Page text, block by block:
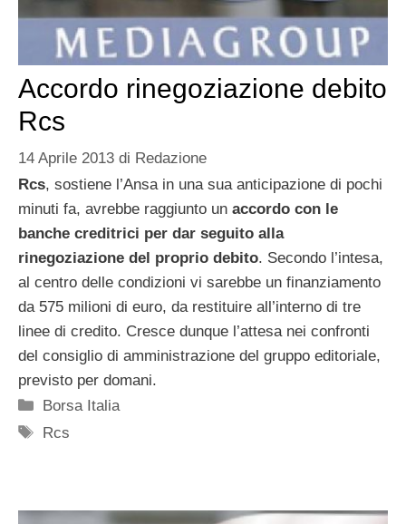
Accordo rinegoziazione debito
Rcs
14 Aprile 2013 di Redazione
Rcs, sostiene l’Ansa in una sua anticipazione di pochi
minuti fa, avrebbe raggiunto un accordo con le
banche creditrici per dar seguito alla
rinegoziazione del proprio debito. Secondo l’intesa,
al centro delle condizioni vi sarebbe un finanziamento
da 575 milioni di euro, da restituire all’interno di tre
linee di credito. Cresce dunque l’attesa nei confronti
del consiglio di amministrazione del gruppo editoriale,
previsto per domani.
Categorie
Borsa Italia
Tag
Rcs